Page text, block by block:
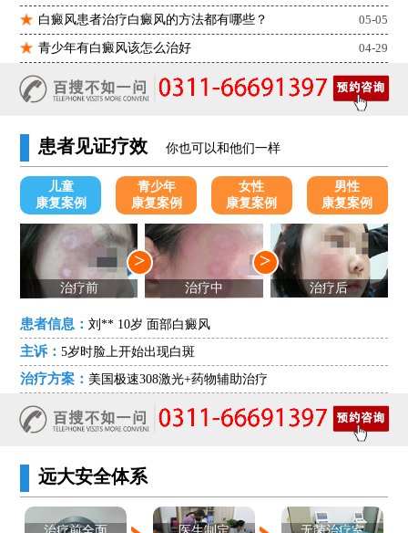
白癜风患者治疗白癜风的方法都有哪些？ 05-05
青少年有白癜风该怎么治好 04-29
患者见证疗效 你也可以和他们一样
儿童
康复案例
青少年
康复案例
女性
康复案例
男性
康复案例
治疗前
>
治疗中
>
治疗后
患者信息：刘** 10岁 面部白癜风
主诉：5岁时脸上开始出现白斑
治疗方案： 美国极速308激光+药物辅助治疗
远大安全体系